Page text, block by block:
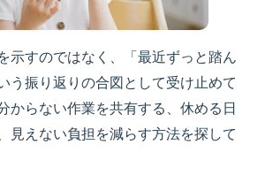
示すのではなく、「最近ずっと踏ん
う振り返りの合図として受け止めて
からない作業を共有する、休める日
見えない負担を減らす方法を探して